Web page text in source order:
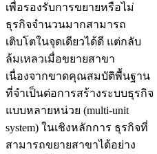
เพื่อรองรับการขยายหรือไม่
ธุรกิจจำนวนมากสามารถ
เติบโตในจุดเดียวได้ดี แต่กลับ
ล้มเหลวเมื่อขยายสาขา
เนื่องจากขาดคุณสมบัติพื้นฐาน
ที่จำเป็นต่อการสร้างระบบธุรกิจ
แบบหลายหน่วย (multi-unit
system) ในเชิงหลักการ ธุรกิจที่
สามารถขยายสาขาได้อย่าง